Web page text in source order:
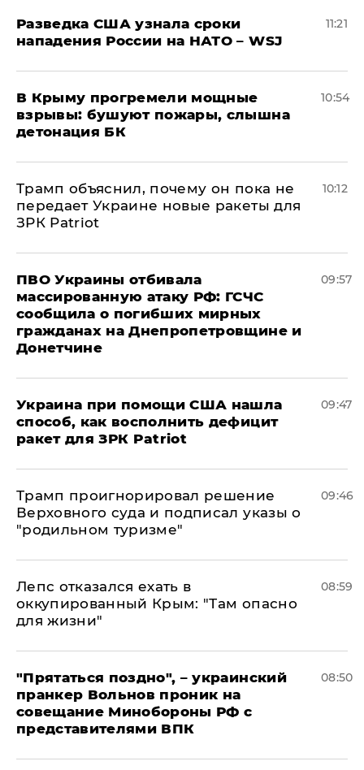
Разведка США узнала сроки
нападения России на НАТО – WSJ
11:21
В Крыму прогремели мощные
взрывы: бушуют пожары, слышна
детонация БК
10:54
Трамп объяснил, почему он пока не
передает Украине новые ракеты для
ЗРК Patriot
10:12
ПВО Украины отбивала
массированную атаку РФ: ГСЧС
сообщила о погибших мирных
гражданах на Днепропетровщине и
Донетчине
09:57
Украина при помощи США нашла
способ, как восполнить дефицит
ракет для ЗРК Patriot
09:47
Трамп проигнорировал решение
Верховного суда и подписал указы о
"родильном туризме"
09:46
Лепс отказался ехать в
оккупированный Крым: "Там опасно
для жизни"
08:59
"Прятаться поздно", – украинский
пранкер Вольнов проник на
совещание Минобороны РФ с
представителями ВПК
08:50